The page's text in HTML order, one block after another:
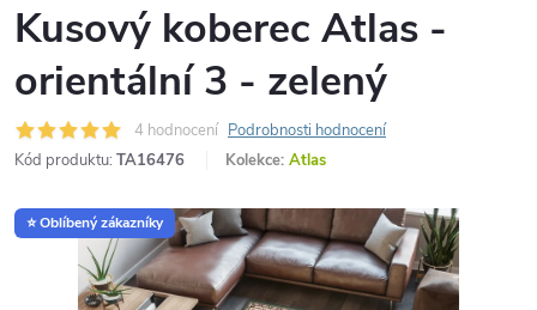
Kusový koberec Atlas -
orientální 3 - zelený
4 hodnocení Podrobnosti hodnocení
Kód produktu: TA16476 Kolekce: Atlas
⭐ Oblíbený zákazníky